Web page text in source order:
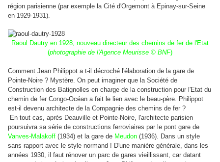
région parisienne (par exemple la Cité d'Orgemont à Epinay-sur-Seine
en 1929-1931).
Raoul Dautry en 1928, nouveau directeur des chemins de fer de l'Etat
(photographie de l'Agence Meurisse © BNF)
Comment Jean Philippot a t-il décroché l'élaboration de la gare de
Pointe-Noire ? Mystère. On peut imaginer que la Société de
Construction des Batignolles en charge de la construction pour l'Etat du
chemin de fer Congo-Océan a fait le lien avec le beau-père. Philippot
est-il devenu architecte de la Compagnie des chemins de fer ?
En tout cas, après Deauville et Pointe-Noire, l'architecte parisien
poursuivra sa série de constructions ferroviaires par le pont gare de
Vanves-Malakoff (1934) et la gare de Meudon (1936). Dans un style
sans rapport avec le style normand ! D'une manière générale, dans les
années 1930, il faut rénover un parc de gares vieillissant, car datant